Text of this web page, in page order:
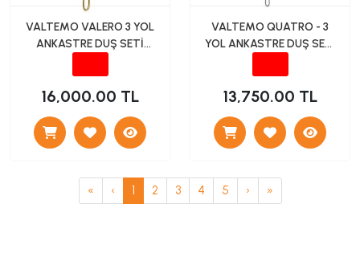
VALTEMO VALERO 3 YOL
ANKASTRE DUŞ SETİ
16,000.00 TL
VALTEMO QUATRO - 3
YOL ANKASTRE DUŞ SETİ
13,750.00 TL
« ‹ 1 2 3 4 5 › »